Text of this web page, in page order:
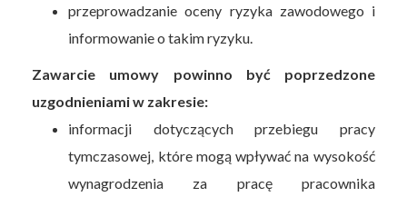
przeprowadzanie oceny ryzyka zawodowego i
informowanie o takim ryzyku.
Zawarcie umowy powinno być poprzedzone
uzgodnieniami w zakresie:
informacji dotyczących przebiegu pracy
tymczasowej, które mogą wpływać na wysokość
wynagrodzenia za pracę pracownika